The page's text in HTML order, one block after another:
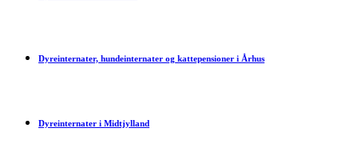
Dyreinternater, hundeinternater og kattepensioner i Århus
Dyreinternater i Midtjylland